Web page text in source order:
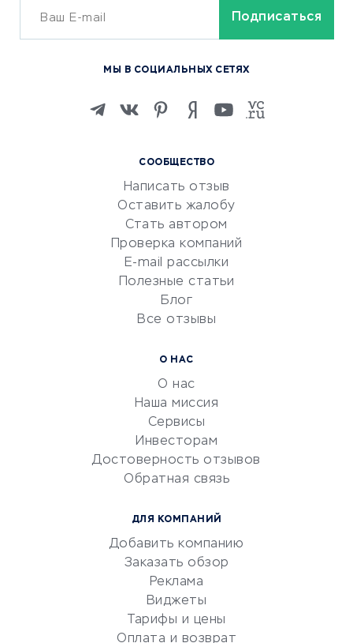
ОБУЧЕНИЕ И РАБОТА
Изучение иностранных
Маркетинг и продажи
Репетиторство
Красота и здоровье
Сервисы по поиску работы
Сетевой маркетинг
УСЛУГИ ДЛЯ БИЗНЕСА
документооборот
Юридические компании
Бухгалтерия онлайн
СООБЩЕСТВО
Написать отзыв
Оставить жалобу
Стать автором
Проверка компаний
E-mail рассылки
Полезные статьи
Блог
Все отзывы
О НАС
О нас
Наша миссия
Сервисы
Инвесторам
Достоверность отзывов
Обратная связь
ДЛЯ КОМПАНИЙ
Добавить компанию
Заказать обзор
Реклама
Виджеты
Тарифы и цены
Оплата и возврат
МЫ В СОЦИАЛЬНЫХ СЕТЯХ